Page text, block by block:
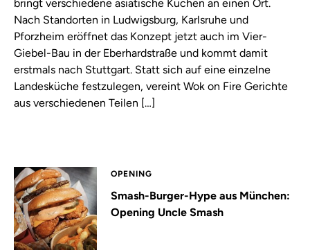
bringt verschiedene asiatische Küchen an einen Ort.
Nach Standorten in Ludwigsburg, Karlsruhe und
Pforzheim eröffnet das Konzept jetzt auch im Vier-
Giebel-Bau in der Eberhardstraße und kommt damit
erstmals nach Stuttgart. Statt sich auf eine einzelne
Landesküche festzulegen, vereint Wok on Fire Gerichte
aus verschiedenen Teilen […]
OPENING
Smash-Burger-Hype aus München:
Opening Uncle Smash